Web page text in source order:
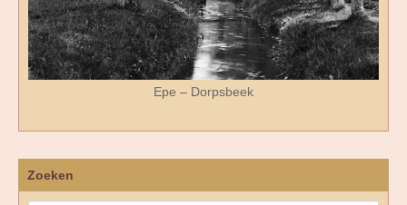
Epe – Dorpsbeek
Zoeken